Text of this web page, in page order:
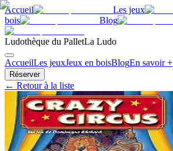
Accueil Les jeux
bois
Blog
Ludothèque du PalletLa Ludo
AccueilLes jeuxJeux en boisBlogEn savoir +
Réserver
← Retour à la liste